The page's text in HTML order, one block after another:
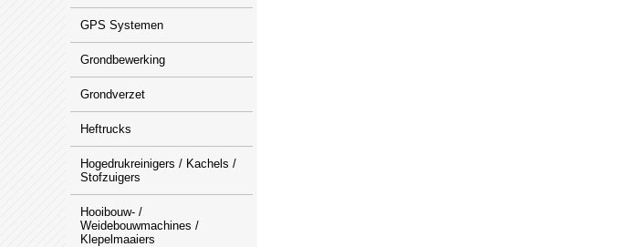
GPS Systemen
Grondbewerking
Grondverzet
Heftrucks
Hogedrukreinigers / Kachels /
Stofzuigers
Hooibouw- /
Weidebouwmachines /
Klepelmaaiers